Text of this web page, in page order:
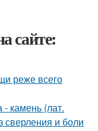
сайте:
реже всего
камень (лат.
сверления и боли